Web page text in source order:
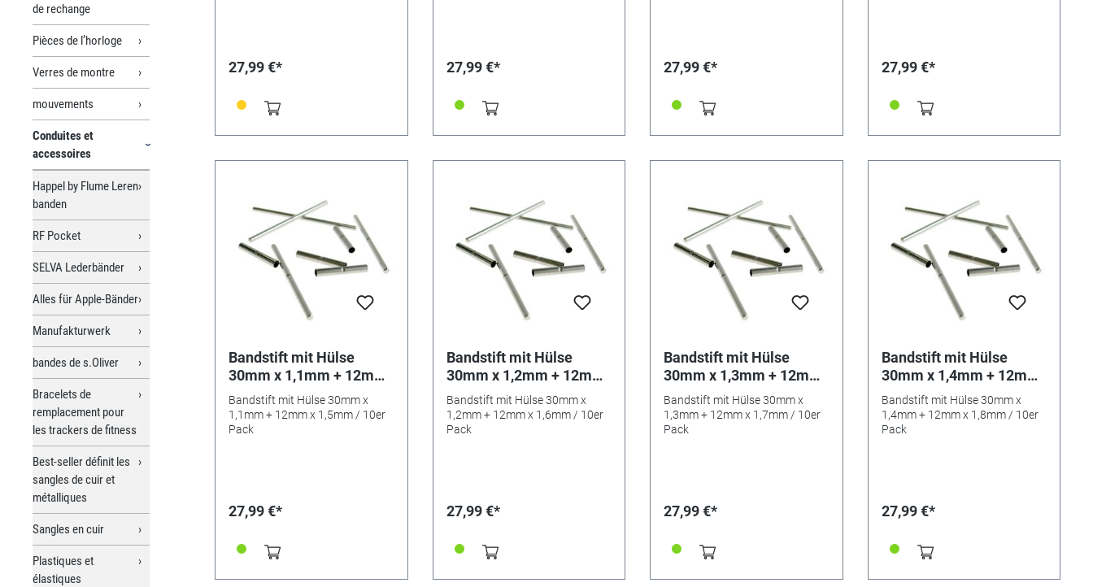
de rechange
Pièces de l’horloge
Verres de montre
mouvements
Conduites et
accessoires
Happel by Flume Leren
banden
RF Pocket
SELVA Lederbänder
Alles für Apple-Bänder
Manufakturwerk
bandes de s.Oliver
Bracelets de
remplacement pour
les trackers de fitness
Best-seller définit les
sangles de cuir et
métalliques
Sangles en cuir
Plastiques et
élastiques
27,99 €* 27,99 €* 27,99 €* 27,99 €*
Bandstift mit Hülse
30mm x 1,1mm + 12mm
x 1,5mm / 10er Pack
Bandstift mit Hülse 30mm x
1,1mm + 12mm x 1,5mm / 10er
Pack
27,99 €*
Bandstift mit Hülse
30mm x 1,2mm + 12mm
x 1,6mm / 10er Pack
Bandstift mit Hülse 30mm x
1,2mm + 12mm x 1,6mm / 10er
Pack
27,99 €*
Bandstift mit Hülse
30mm x 1,3mm + 12mm
x 1,7mm / 10er Pack
Bandstift mit Hülse 30mm x
1,3mm + 12mm x 1,7mm / 10er
Pack
27,99 €*
Bandstift mit Hülse
30mm x 1,4mm + 12mm
x 1,8mm / 10er Pack
Bandstift mit Hülse 30mm x
1,4mm + 12mm x 1,8mm / 10er
Pack
27,99 €*